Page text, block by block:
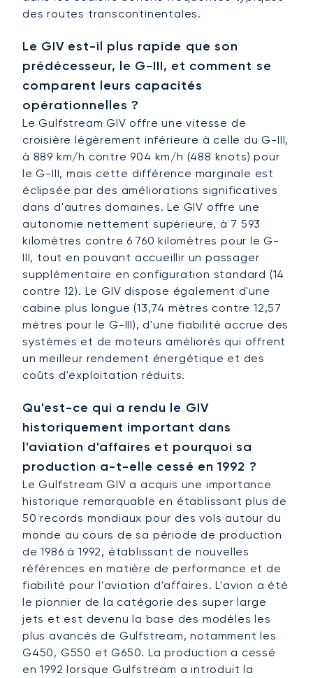
des routes transcontinentales.
Le GIV est-il plus rapide que son
prédécesseur, le G-III, et comment se
comparent leurs capacités
opérationnelles ?
Le Gulfstream GIV offre une vitesse de
croisière légèrement inférieure à celle du G-III,
à 889 km/h contre 904 km/h (488 knots) pour
le G-III, mais cette différence marginale est
éclipsée par des améliorations significatives
dans d'autres domaines. Le GIV offre une
autonomie nettement supérieure, à 7 593
kilomètres contre 6 760 kilomètres pour le G-
III, tout en pouvant accueillir un passager
supplémentaire en configuration standard (14
contre 12). Le GIV dispose également d'une
cabine plus longue (13,74 mètres contre 12,57
mètres pour le G-III), d'une fiabilité accrue des
systèmes et de moteurs améliorés qui offrent
un meilleur rendement énergétique et des
coûts d'exploitation réduits.
Qu'est-ce qui a rendu le GIV
historiquement important dans
l'aviation d'affaires et pourquoi sa
production a-t-elle cessé en 1992 ?
Le Gulfstream GIV a acquis une importance
historique remarquable en établissant plus de
50 records mondiaux pour des vols autour du
monde au cours de sa période de production
de 1986 à 1992, établissant de nouvelles
références en matière de performance et de
fiabilité pour l'aviation d'affaires. L'avion a été
le pionnier de la catégorie des super large
jets et est devenu la base des modèles les
plus avancés de Gulfstream, notamment les
G450, G550 et G650. La production a cessé
en 1992 lorsque Gulfstream a introduit la